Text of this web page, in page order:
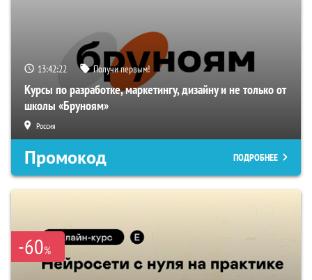
13:42:21 Получи первым!
Курсы по разработке, маркетингу, дизайну и не только от
школы «Бруноям»
Россия
Промокод ПОДРОБНЕЕ
-60%